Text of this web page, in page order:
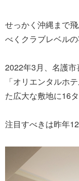
せっかく沖縄まで
べくクラブレベル
2022年3月、名護
「オリエンタルホ
た広大な敷地に16
注目すべきは昨年